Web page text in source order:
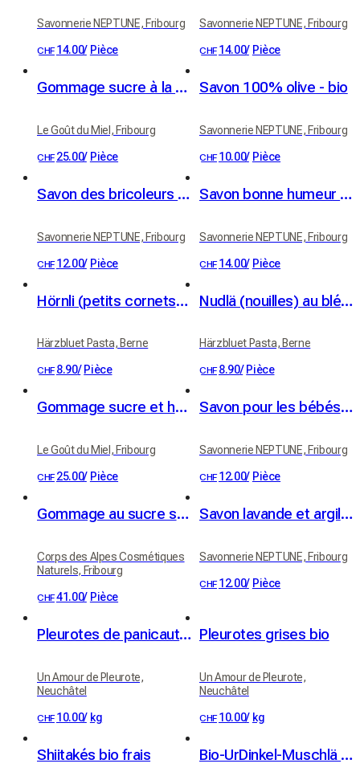
Savonnerie NEPTUNE, Fribourg
CHF 14.00/ Pièce
Savonnerie NEPTUNE, Fribourg
CHF 14.00/ Pièce
Gommage sucre à la verveine et beurre de karité BIO
Le Goût du Miel, Fribourg
CHF 25.00/ Pièce
Savon 100% olive - bio
Savonnerie NEPTUNE, Fribourg
CHF 10.00/ Pièce
Savon des bricoleurs - bio
Savonnerie NEPTUNE, Fribourg
CHF 12.00/ Pièce
Savon bonne humeur - bio
Savonnerie NEPTUNE, Fribourg
CHF 14.00/ Pièce
Hörnli (petits cornets) au grand épeautre bio (400 g)
Härzbluet Pasta, Berne
CHF 8.90/ Pièce
Nudlä (nouilles) au blé dur bio (350 g)
Härzbluet Pasta, Berne
CHF 8.90/ Pièce
Gommage sucre et huile de noyau d’abricot BIO - parfum abricot
Le Goût du Miel, Fribourg
CHF 25.00/ Pièce
Savon pour les bébés - bio
Savonnerie NEPTUNE, Fribourg
CHF 12.00/ Pièce
Gommage au sucre senteur Mousse de Chêne
Corps des Alpes Cosmétiques
Naturels, Fribourg
CHF41.00/ Pièce
Savon lavande et argile blanche - bio
Savonnerie NEPTUNE, Fribourg
CHF 12.00/ Pièce
Pleurotes de panicaut (Eryngii)
Un Amour de Pleurote,
Neuchâtel
CHF 10.00/ kg
Pleurotes grises bio
Un Amour de Pleurote,
Neuchâtel
CHF 10.00/ kg
Shiitakés bio frais Bio-UrDinkel-Muschlä (coquillettes à l'épeautre bio, 400 g)